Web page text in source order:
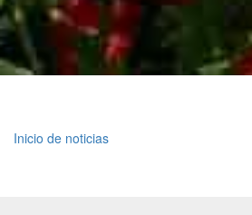
Inicio de noticias